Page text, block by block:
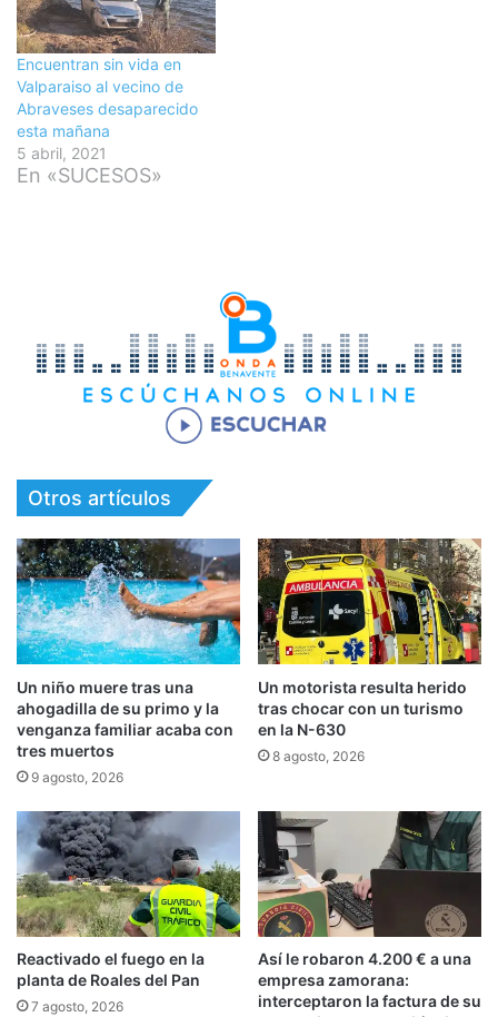
Encuentran sin vida en
Valparaiso al vecino de
Abraveses desaparecido
esta mañana
5 abril, 2021
En «SUCESOS»
Otros artículos
Un niño muere tras una
ahogadilla de su primo y la
venganza familiar acaba con
tres muertos
9 agosto, 2026
Un motorista resulta herido
tras chocar con un turismo
en la N-630
8 agosto, 2026
Reactivado el fuego en la
planta de Roales del Pan
7 agosto, 2026
Así le robaron 4.200 € a una
empresa zamorana:
interceptaron la factura de su